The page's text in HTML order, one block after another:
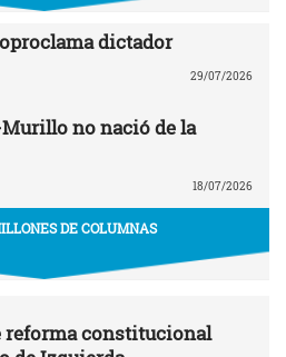
dictador
29/07/2026
no nació de la
18/07/2026
DE COLUMNAS
reforma constitucional